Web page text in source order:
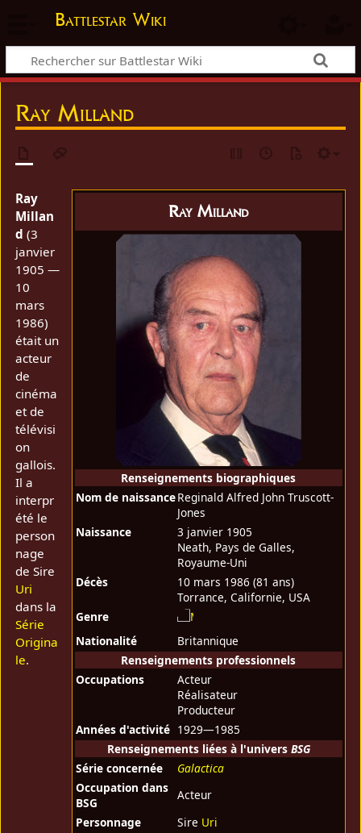
Battlestar Wiki
Ray Milland
Ray Milland
Renseignements biographiques
Nom de naissanceReginald Alfred John Truscott-
Jones
Naissance
3 janvier 1905
Neath, Pays de Galles,
Royaume-Uni
Décès
10 mars 1986 (81 ans)
Torrance, Californie, USA
Genre
Nationalité
Britannique
Renseignements professionnels
Occupations
Acteur
Réalisateur
Producteur
Années d'activité 1929—1985
Renseignements liées à l'univers BSG
Série concernée
Galactica
Occupation dans
BSG
Acteur
Personnage
Sire Uri
Ray
Millan
d (3
janvier
1905 —
10
mars
1986)
était un
acteur
de
cinéma
et de
télévisi
on
gallois.
Il a
interpr
été le
person
nage
de Sire
Uri
dans la
Série
Origina
le.